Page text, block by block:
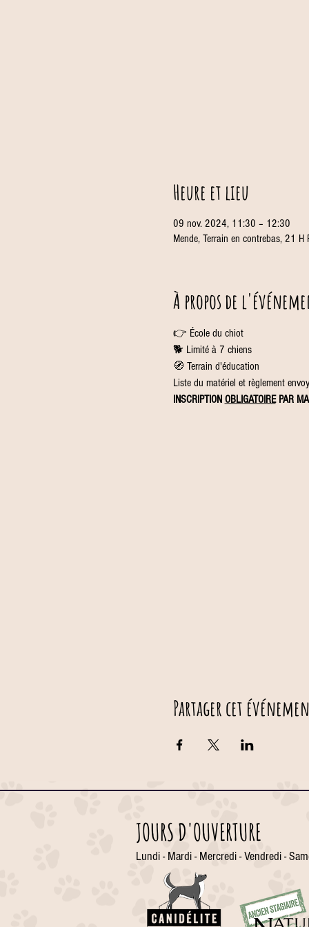
Heure et lieu
09 nov. 2024, 11:30 – 12:30
Mende, Terrain en contrebas, 21
À propos de
👉 École du chiot
🐕 Limité à 7 chiens
🧭 Terrain d'éducation
Liste du matériel et règlement
INSCRIPTION OBLIGATOIRE PAR
Partager cet
JOURS D'OUVERTURE
Lundi - Mardi - Mercredi - Vendredi -